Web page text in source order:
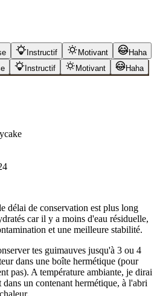
Instructif Motivant
Haha
Instructif Motivant
Haha
délai de conservation est plus long
car il y a moins d'eau résiduelle,
et une meilleure stabilité.
tes guimauves jusqu'à 3 ou 4
dans une boîte hermétique (pour
pas). A température ambiante, je dirai
dans un contenant hermétique, à l'abri